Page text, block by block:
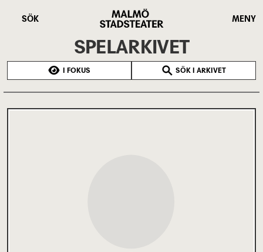
SÖK
Stadsteater
MENY
SPELARKIVET
I FOKUS SÖK I ARKIVET